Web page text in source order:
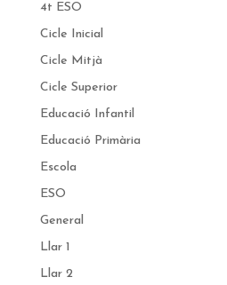
4t ESO
Cicle Inicial
Cicle Mitjà
Cicle Superior
Educació Infantil
Educació Primària
Escola
ESO
General
Llar 1
Llar 2